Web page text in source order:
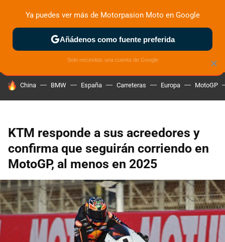
ZONA DE PRUEBAS DEPORTIVAS MOTOS ELÉCTRICAS
HOY SE HABLA DE
China BMW España Carreteras Europa MotoGP
KTM responde a sus acreedores y
confirma que seguirán corriendo en
MotoGP, al menos en 2025
×
Ya puedes ver más de Motorpasion Moto en Google
Añádenos como fuente preferida
Solo necesitas una cuenta de Google